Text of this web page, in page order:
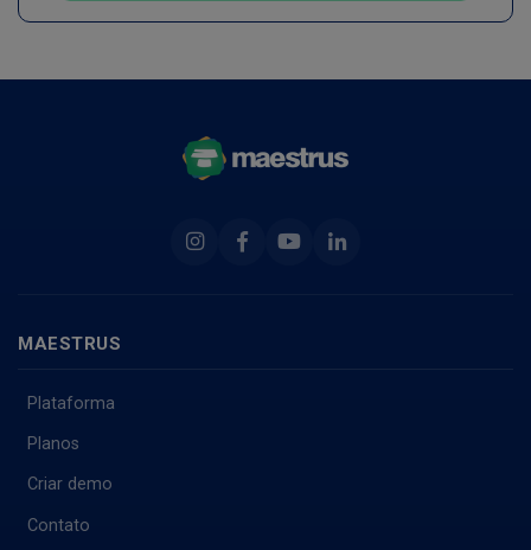
InstagramFacebookYoutubeLinkedin
MAESTRUS
Plataforma
Planos
Criar demo
Contato